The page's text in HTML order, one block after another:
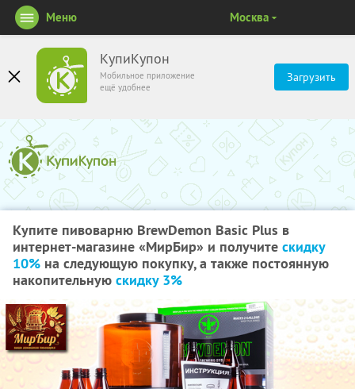
КупиКупон
Мобильное приложение
ещё удобнее
Загрузить
Меню Москва
Купите пивоварню BrewDemon Basic Plus в
интернет-магазине «МирБир» и получите скидку
10% на следующую покупку, а также постоянную
накопительную скидку 3%